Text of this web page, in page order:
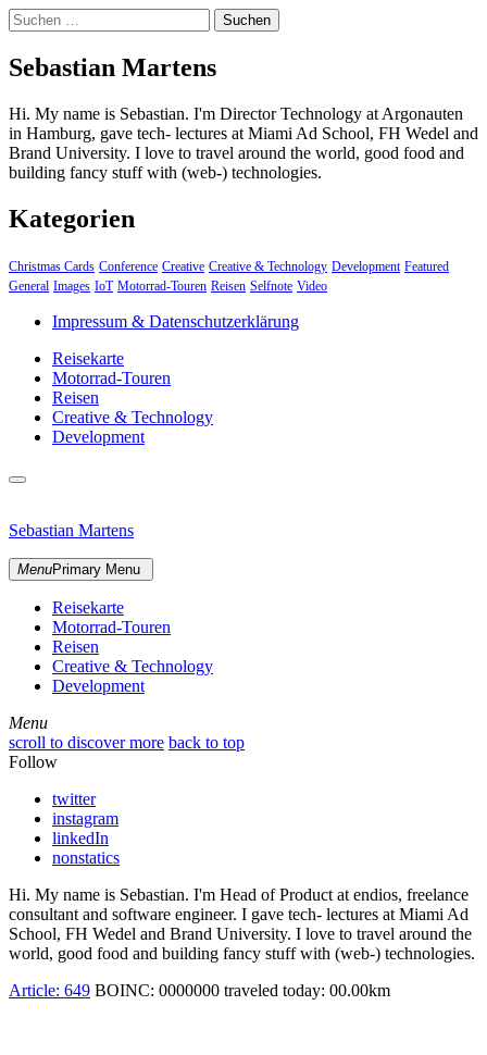
Suchen
nach:
Sebastian Martens
Hi. My name is Sebastian. I'm Director Technology at Argonauten
in Hamburg, gave tech- lectures at Miami Ad School, FH Wedel and
Brand University. I love to travel around the world, good food and
building fancy stuff with (web-) technologies.
Kategorien
Christmas Cards Conference Creative Creative & Technology Development Featured
General Images IoT Motorrad-Touren Reisen Selfnote Video
Impressum & Datenschutzerklärung
Reisekarte
Motorrad-Touren
Reisen
Creative & Technology
Development
close
content
Sebastian Martens
MenuPrimary Menu
Reisekarte
Motorrad-Touren
Reisen
Creative & Technology
Development
Menu
Menu
scroll to discover more back to top
Follow
twitter
instagram
linkedIn
nonstatics
Hi. My name is Sebastian. I'm Head of Product at endios, freelance
consultant and software engineer. I gave tech- lectures at Miami Ad
School, FH Wedel and Brand University. I love to travel around the
world, good food and building fancy stuff with (web-) technologies.
Article: 649 BOINC: 0000000 traveled today: 00.00km